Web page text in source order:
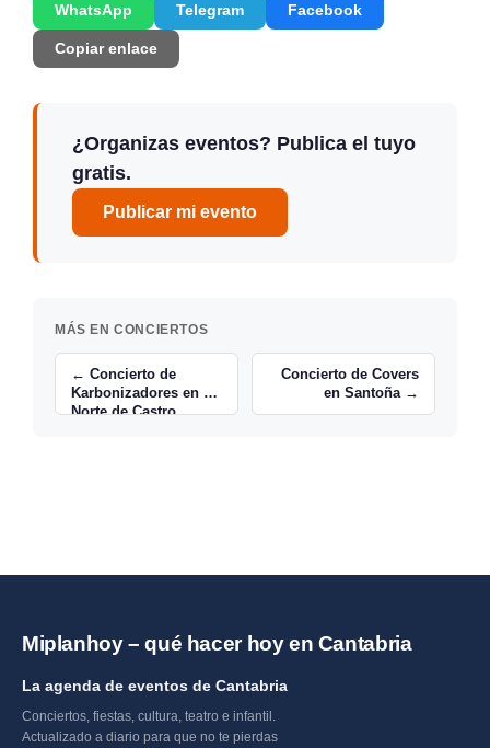
WhatsApp Telegram Facebook
Copiar enlace
¿Organizas eventos? Publica el tuyo
gratis.
Publicar mi evento
MÁS EN CONCIERTOS
← Concierto de
Karbonizadores en El
Norte de Castro
Concierto de Covers
en Santoña →
Miplanhoy – qué hacer hoy en Cantabria
La agenda de eventos de Cantabria
Conciertos, fiestas, cultura, teatro e infantil.
Actualizado a diario para que no te pierdas